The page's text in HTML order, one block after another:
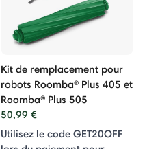
Kit de remplacement pour
robots Roomba® Plus 405 et
Roomba® Plus 505
50,99 €
Utilisez le code GET20OFF